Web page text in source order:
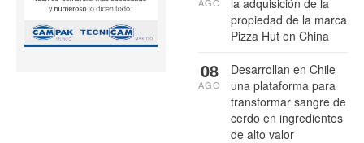
propiedad de la marca
Pizza Hut en China
Desarrollan en Chile
una plataforma para
transformar sangre de
cerdo en ingredientes
de alto valor
08
AGO